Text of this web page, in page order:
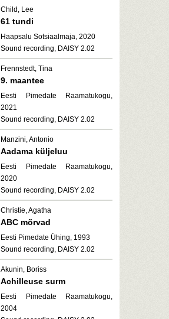
Child, Lee
61 tundi
Haapsalu Sotsiaalmaja, 2020
Sound recording, DAISY 2.02
Frennstedt, Tina
9. maantee
Eesti Pimedate Raamatukogu,
2021
Sound recording, DAISY 2.02
Manzini, Antonio
Aadama küljeluu
Eesti Pimedate Raamatukogu,
2020
Sound recording, DAISY 2.02
Christie, Agatha
ABC mõrvad
Eesti Pimedate Ühing, 1993
Sound recording, DAISY 2.02
Akunin, Boriss
Achilleuse surm
Eesti Pimedate Raamatukogu,
2004